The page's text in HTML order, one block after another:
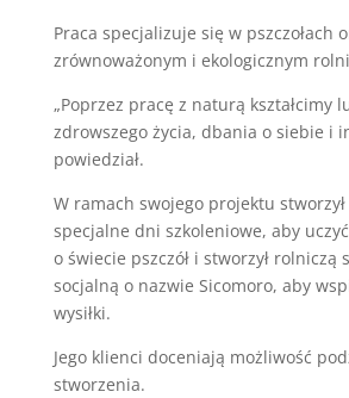
Praca specjalizuje się w pszczołach
zrównoważonym i ekologicznym
„Poprzez pracę z naturą kształcimy
zdrowszego życia, dbania o siebie i
powiedział.
W ramach swojego projektu
specjalne dni szkoleniowe, aby
o świecie pszczół i stworzył rolniczą
socjalną o nazwie Sicomoro, aby
wysiłki.
Jego klienci doceniają możliwość
stworzenia.